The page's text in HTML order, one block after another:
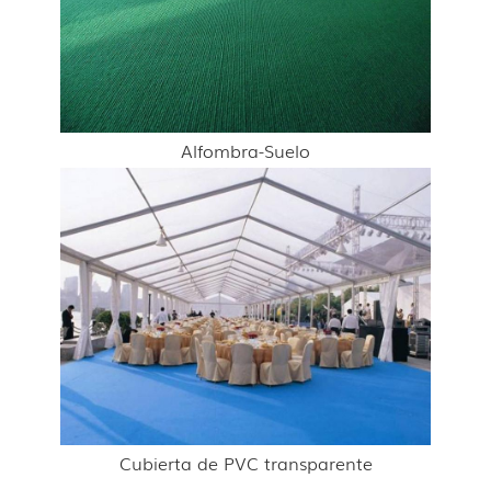
Alfombra-Suelo
Cubierta de PVC transparente